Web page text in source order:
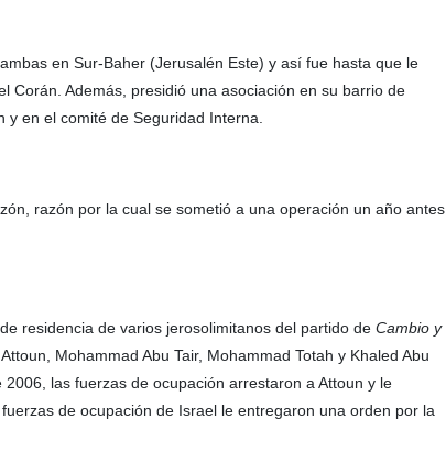
en Sur-Baher (Jerusalén Este) y así fue hasta que le
Corán. Además, presidió una asociación en su barrio de
en el comité de Seguridad Interna.
razón por la cual se sometió a una operación un año antes
residencia de varios jerosolimitanos del partido de Cambio y
Mohammad Abu Tair, Mohammad Totah y Khaled Abu
las fuerzas de ocupación arrestaron a Attoun y le
de ocupación de Israel le entregaron una orden por la